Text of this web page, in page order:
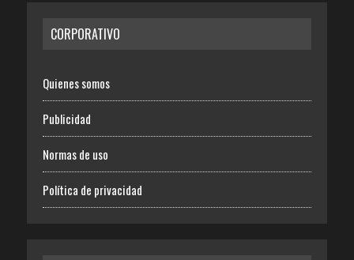
CORPORATIVO
Quienes somos
Publicidad
Normas de uso
Política de privacidad